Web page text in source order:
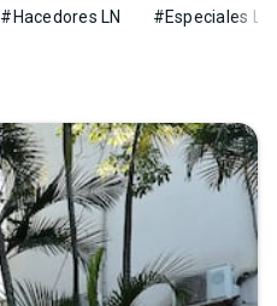
#Hacedores LN #Especiales LN